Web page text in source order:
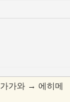
가가와 →에히메